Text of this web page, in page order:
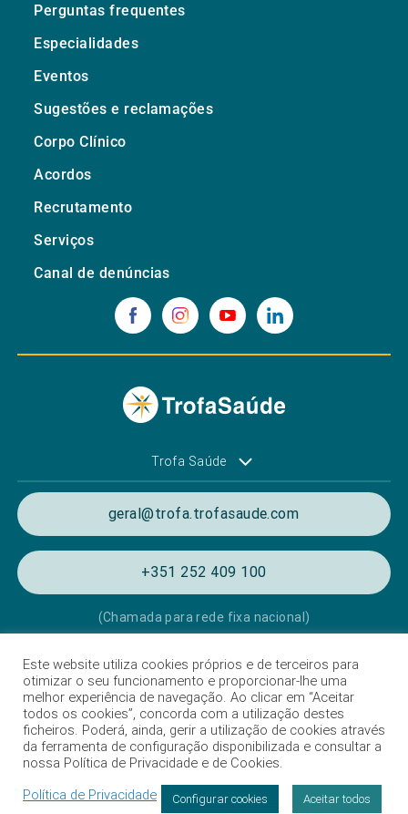
Perguntas frequentes
Especialidades
Eventos
Sugestões e reclamações
Corpo Clínico
Acordos
Recrutamento
Serviços
Canal de denúncias
Trofa Saúde
geral@trofa.trofasaude.com
+351 252 409 100
(Chamada para rede fixa nacional)
Política de Privacidade e de Cookies
Termos e condições de utilização
Listagem das Unidades Hospitalares
Proteção de Dados
Livro de Reclamações
Este website utiliza cookies próprios e de terceiros para
otimizar o seu funcionamento e proporcionar-lhe uma
melhor experiência de navegação. Ao clicar em “Aceitar
todos os cookies”, concorda com a utilização destes
ficheiros. Poderá, ainda, gerir a utilização de cookies através
da ferramenta de configuração disponibilizada e consultar a
nossa Política de Privacidade e de Cookies.
Política de Privacidade
Configurar cookies Aceitar todos